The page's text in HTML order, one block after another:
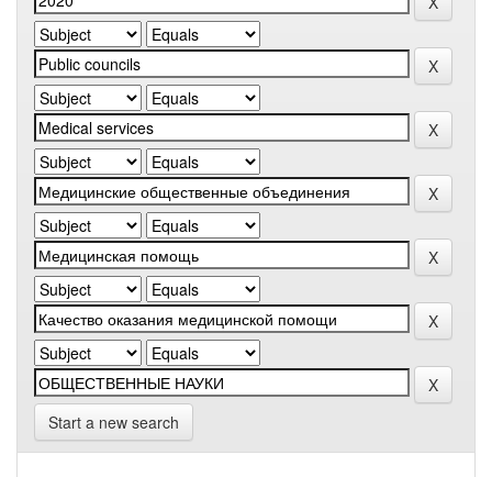
Start a new search